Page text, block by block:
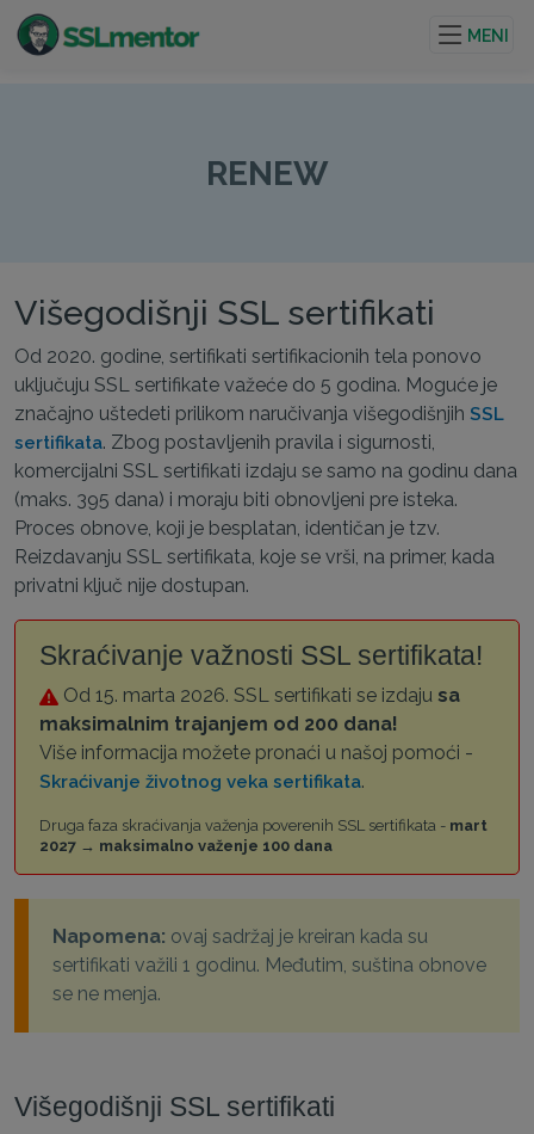
projekte.
MENI
RENEW
Višegodišnji SSL sertifikati
Od 2020. godine, sertifikati sertifikacionih tela ponovo
uključuju SSL sertifikate važeće do 5 godina. Moguće je
značajno uštedeti prilikom naručivanja višegodišnjih SSL
sertifikata. Zbog postavljenih pravila i sigurnosti,
komercijalni SSL sertifikati izdaju se samo na godinu dana
(maks. 395 dana) i moraju biti obnovljeni pre isteka.
Proces obnove, koji je besplatan, identičan je tzv.
Reizdavanju SSL sertifikata, koje se vrši, na primer, kada
privatni ključ nije dostupan.
Skraćivanje važnosti SSL sertifikata!
Od 15. marta 2026. SSL sertifikati se izdaju sa
maksimalnim trajanjem od 200 dana!
Više informacija možete pronaći u našoj pomoći -
Skraćivanje životnog veka sertifikata.
Druga faza skraćivanja važenja poverenih SSL sertifikata - mart
2027 → maksimalno važenje 100 dana
Napomena: ovaj sadržaj je kreiran kada su
sertifikati važili 1 godinu. Međutim, suština obnove
se ne menja.
Višegodišnji SSL sertifikati